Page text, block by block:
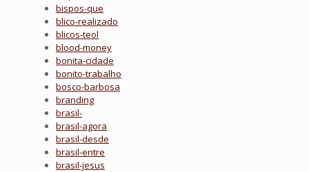
bispos-que
blico-realizado
blicos-teol
blood-money
bonita-cidade
bonito-trabalho
bosco-barbosa
branding
brasil-
brasil-agora
brasil-desde
brasil-entre
brasil-jesus